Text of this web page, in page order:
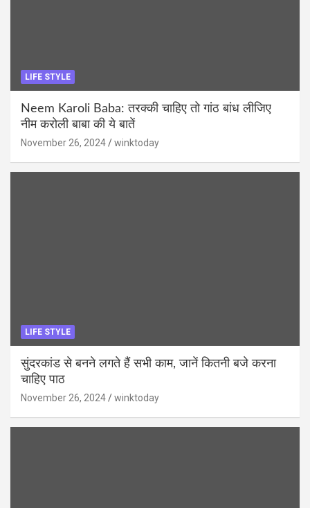
LIFE STYLE
Neem Karoli Baba: तरक्की चाहिए तो गांठ बांध लीजिए
नीम करोली बाबा की ये बातें
November 26, 2024 winktoday
LIFE STYLE
सुंदरकांड से बनने लगते हैं सभी काम, जानें कितनी बजे करना
चाहिए पाठ
November 26, 2024 winktoday